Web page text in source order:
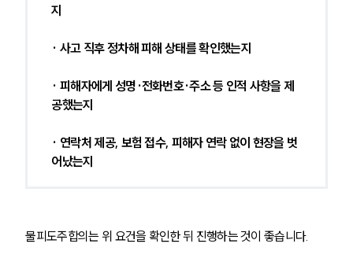
지
· 사고 직후 정차해 피해 상태를 확인했는지
· 피해자에게 성명·전화번호·주소 등 인적 사항을 제
공했는지
· 연락처 제공, 보험 접수, 피해자 연락 없이 현장을 벗
어났는지
물피도주합의는 위 요건을 확인한 뒤 진행하는 것이 좋습니다.